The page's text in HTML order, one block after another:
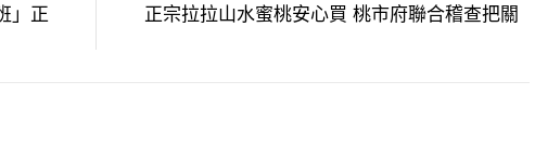
」正
正宗拉拉山水蜜桃安心買 桃市府聯合稽查把關